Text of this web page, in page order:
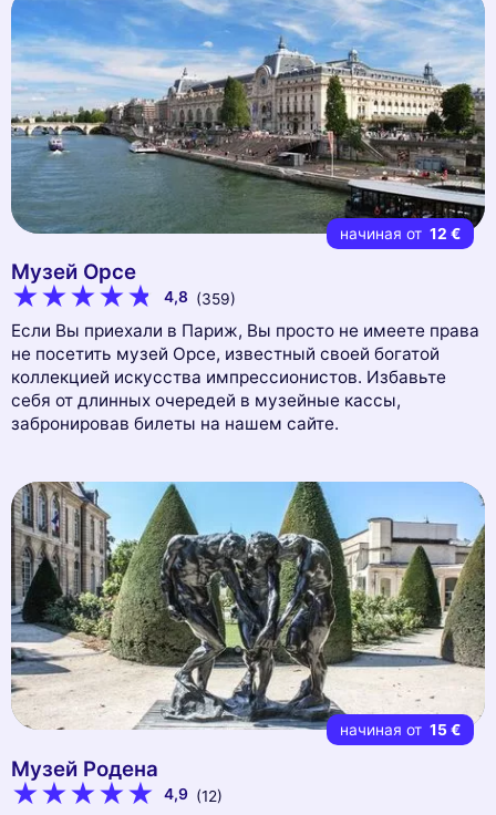
начиная от 12 €
Музей Орсе
4,8 (359)
Если Вы приехали в Париж, Вы просто не имеете права
не посетить музей Орсе, известный своей богатой
коллекцией искусства импрессионистов. Избавьте
себя от длинных очередей в музейные кассы,
забронировав билеты на нашем сайте.
начиная от 15 €
Музей Родена
4,9 (12)